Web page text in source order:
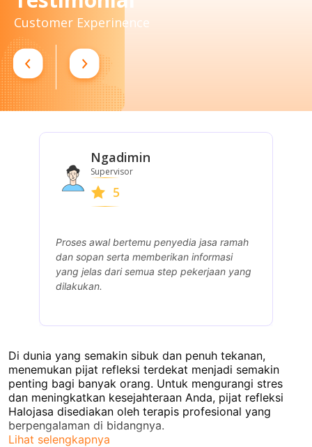
Customer Experinence
Ngadimin
Supervisor
5
Proses awal bertemu penyedia jasa ramah
dan sopan serta memberikan informasi
yang jelas dari semua step pekerjaan yang
dilakukan.
Di dunia yang semakin sibuk dan penuh tekanan,
menemukan pijat refleksi terdekat menjadi semakin
penting bagi banyak orang. Untuk mengurangi stres
dan meningkatkan kesejahteraan Anda, pijat refleksi
Halojasa disediakan oleh terapis profesional yang
berpengalaman di bidangnya.
Lihat selengkapnya